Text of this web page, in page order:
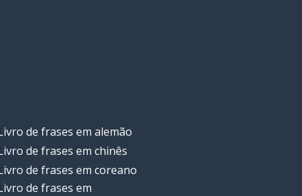
de frases em alemão
de frases em chinês
de frases em coreano
de frases em